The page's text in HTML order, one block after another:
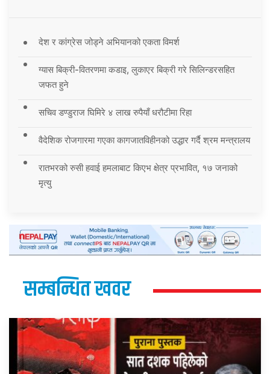
देश र कांग्रेस जोड्ने अभियानको एकता विमर्श
ग्यास बिक्री-वितरणमा कडाइ, लुकाएर बिक्री गरे सिलिन्डरसहित
जफत हुने
सचिव डण्डुराज घिमिरे ४ लाख रुपैयाँ धरौटीमा रिहा
वैदेशिक रोजगारमा गएका कागजातविहीनको उद्धार गर्दै श्रम मन्त्रालय
रातभरको रुसी हवाई हमलाबाट किएभ क्षेत्र प्रभावित, १७ जनाको
मृत्यु
सम्बन्धित खवर